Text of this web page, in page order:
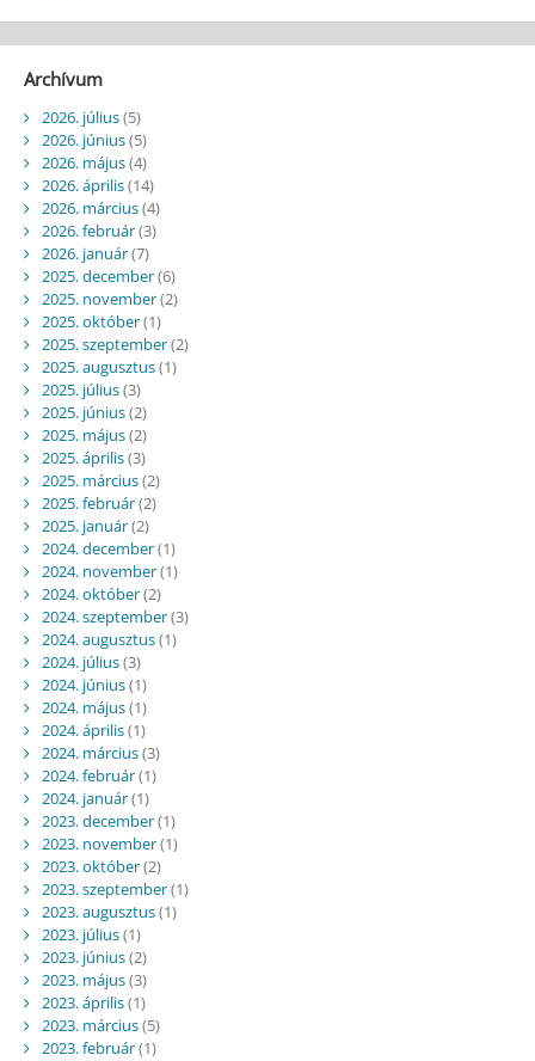
Archívum
2026. július(5)
2026. június(5)
2026. május(4)
2026. április(14)
2026. március(4)
2026. február(3)
2026. január(7)
2025. december(6)
2025. november(2)
2025. október(1)
2025. szeptember(2)
2025. augusztus(1)
2025. július(3)
2025. június(2)
2025. május(2)
2025. április(3)
2025. március(2)
2025. február(2)
2025. január(2)
2024. december(1)
2024. november(1)
2024. október(2)
2024. szeptember(3)
2024. augusztus(1)
2024. július(3)
2024. június(1)
2024. május(1)
2024. április(1)
2024. március(3)
2024. február(1)
2024. január(1)
2023. december(1)
2023. november(1)
2023. október(2)
2023. szeptember(1)
2023. augusztus(1)
2023. július(1)
2023. június(2)
2023. május(3)
2023. április(1)
2023. március(5)
2023. február(1)